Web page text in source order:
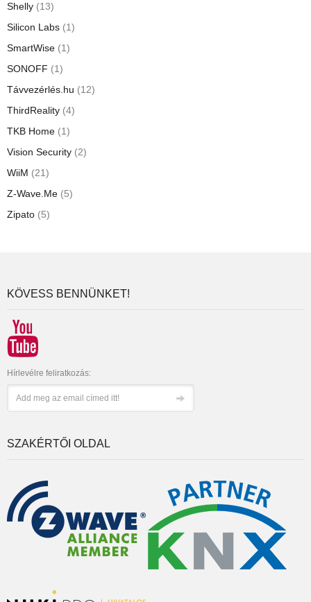
Shelly (13)
Silicon Labs (1)
SmartWise (1)
SONOFF (1)
Távvezérlés.hu (12)
ThirdReality (4)
TKB Home (1)
Vision Security (2)
WiiM (21)
Z-Wave.Me (5)
Zipato (5)
KÖVESS BENNÜNKET!
Hírlevélre feliratkozás:
SZAKÉRTŐI OLDAL